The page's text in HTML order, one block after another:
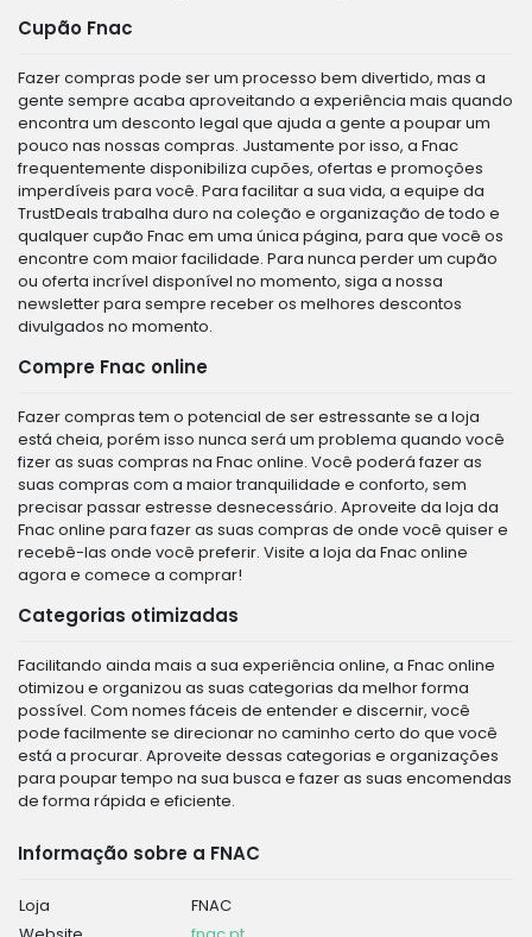
Cupão Fnac
Fazer compras pode ser um processo bem divertido, mas a
gente sempre acaba aproveitando a experiência mais quando
encontra um desconto legal que ajuda a gente a poupar um
pouco nas nossas compras. Justamente por isso, a Fnac
frequentemente disponibiliza cupões, ofertas e promoções
imperdíveis para você. Para facilitar a sua vida, a equipe da
TrustDeals trabalha duro na coleção e organização de todo e
qualquer cupão Fnac em uma única página, para que você os
encontre com maior facilidade. Para nunca perder um cupão
ou oferta incrível disponível no momento, siga a nossa
newsletter para sempre receber os melhores descontos
divulgados no momento.
Compre Fnac online
Fazer compras tem o potencial de ser estressante se a loja
está cheia, porém isso nunca será um problema quando você
fizer as suas compras na Fnac online. Você poderá fazer as
suas compras com a maior tranquilidade e conforto, sem
precisar passar estresse desnecessário. Aproveite da loja da
Fnac online para fazer as suas compras de onde você quiser e
recebê-las onde você preferir. Visite a loja da Fnac online
agora e comece a comprar!
Categorias otimizadas
Facilitando ainda mais a sua experiência online, a Fnac online
otimizou e organizou as suas categorias da melhor forma
possível. Com nomes fáceis de entender e discernir, você
pode facilmente se direcionar no caminho certo do que você
está a procurar. Aproveite dessas categorias e organizações
para poupar tempo na sua busca e fazer as suas encomendas
de forma rápida e eficiente.
Informação sobre a FNAC
Loja
FNAC